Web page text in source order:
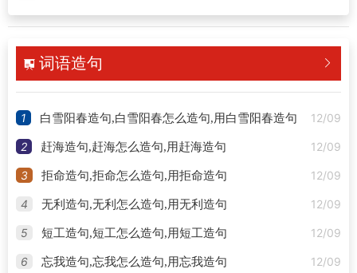

 词语造句
1 12/09
白雪阳春造句,白雪阳春怎么造句,用白雪阳春造句
2 12/09
赶海造句,赶海怎么造句,用赶海造句
3 12/09
拒命造句,拒命怎么造句,用拒命造句
4 12/09
无利造句,无利怎么造句,用无利造句
5 12/09
短工造句,短工怎么造句,用短工造句
6 12/09
忘我造句,忘我怎么造句,用忘我造句